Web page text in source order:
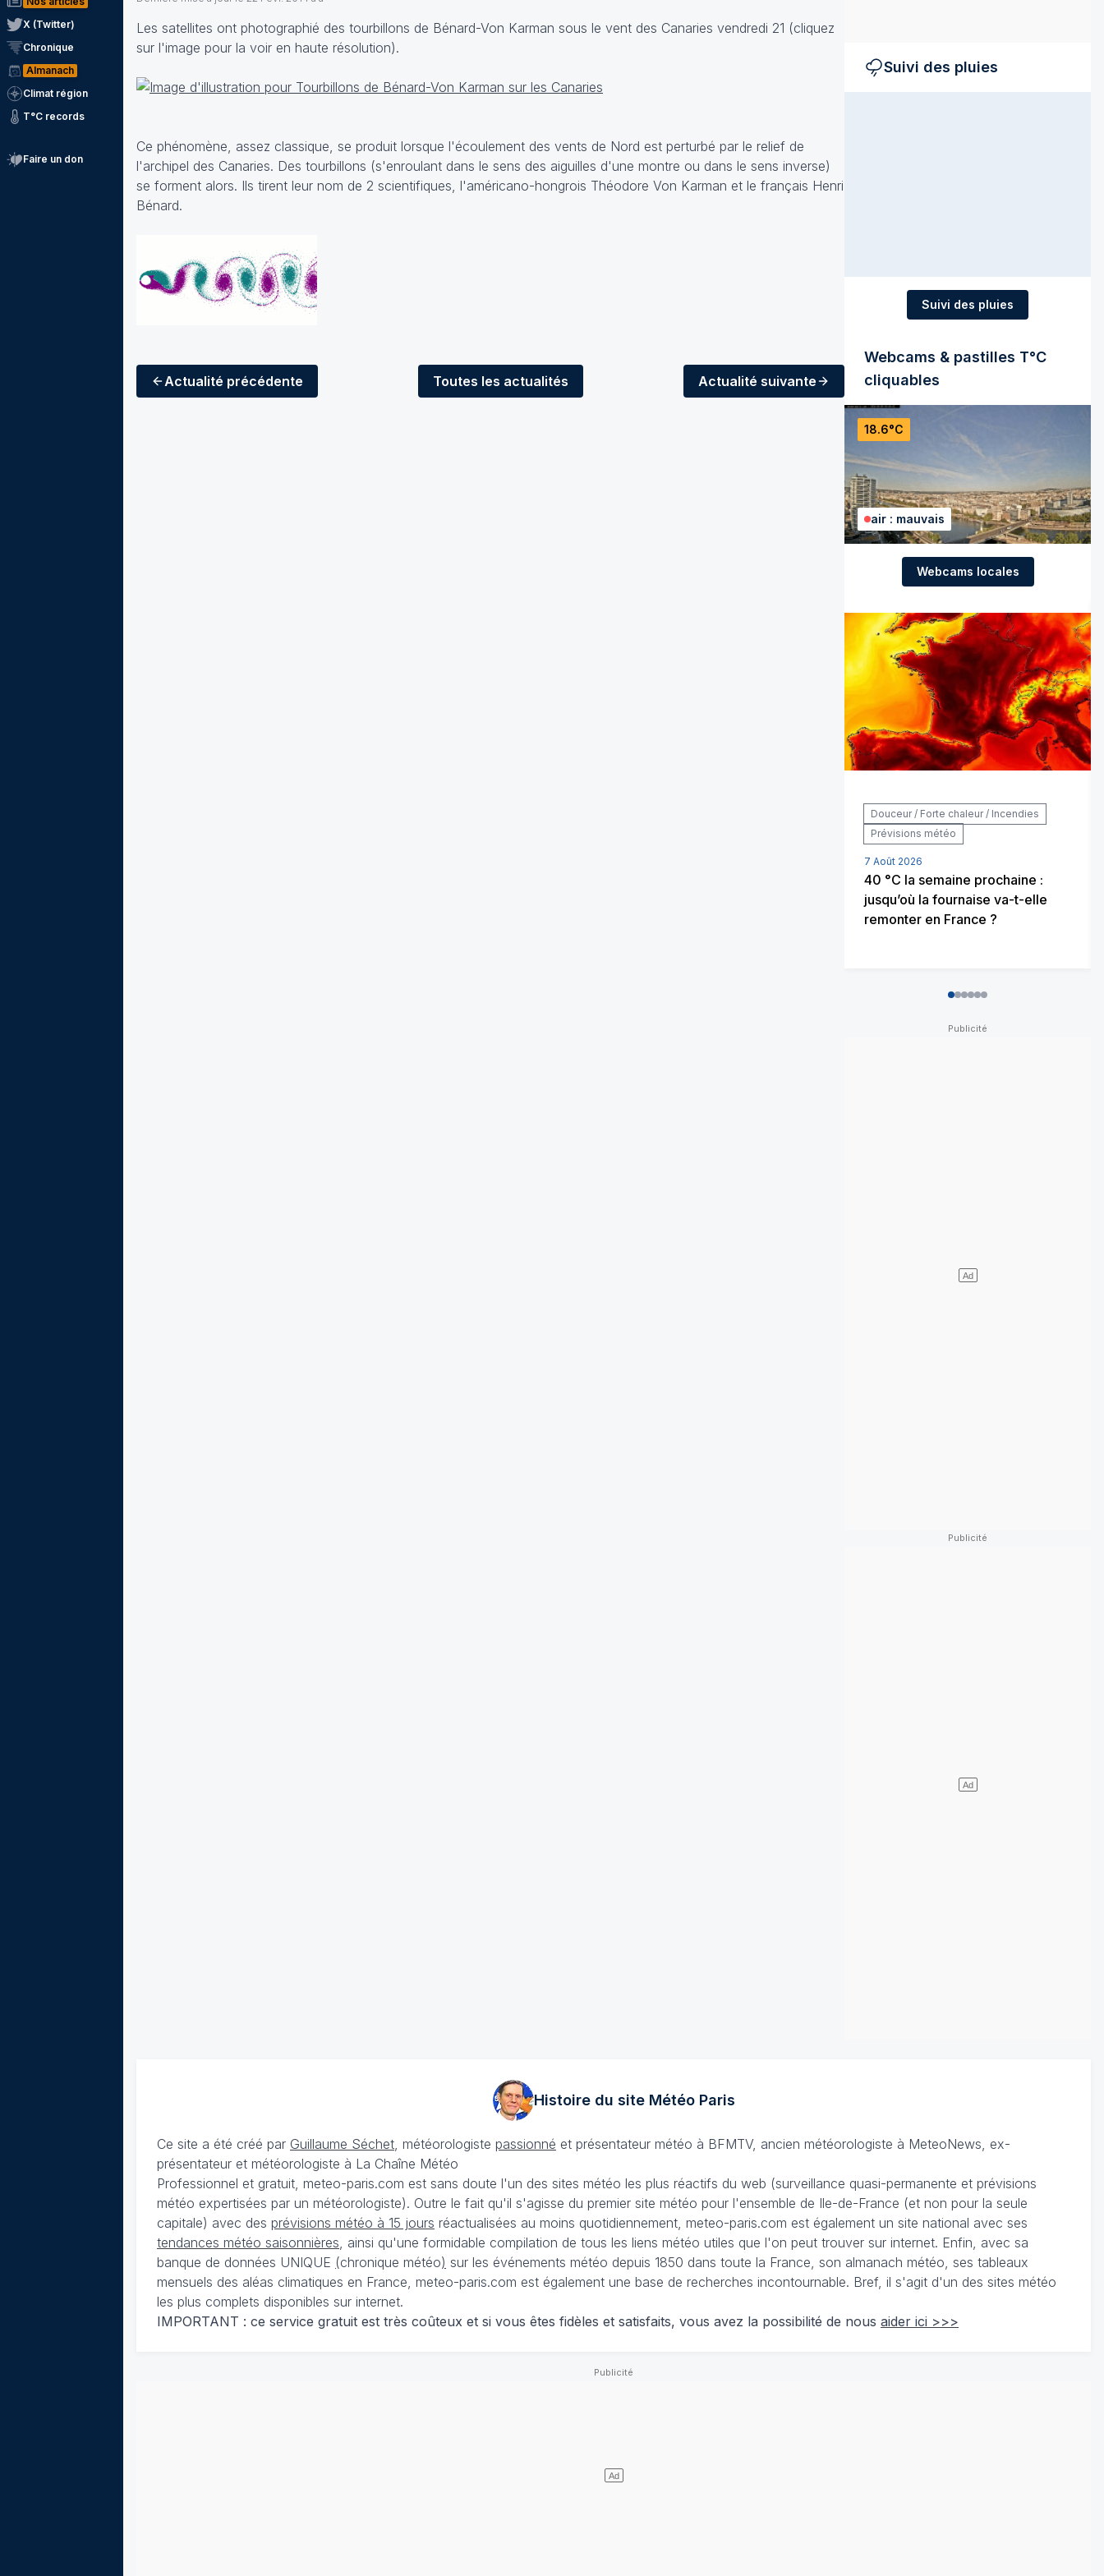
X (Twitter)
Chronique
Almanach
Climat région
T°C records
Faire un don
Les satellites ont photographié des tourbillons de Bénard-Von Karman sous le vent des Canaries vendredi 21 (cliquez
sur l'image pour la voir en haute résolution).
Ce phénomène, assez classique, se produit lorsque l'écoulement des vents de Nord est perturbé par le relief de
l'archipel des Canaries. Des tourbillons (s'enroulant dans le sens des aiguilles d'une montre ou dans le sens inverse)
se forment alors. Ils tirent leur nom de 2 scientifiques, l'américano-hongrois Théodore Von Karman et le français Henri
Bénard.
Actualité précédente Toutes les actualités Actualité suivante
Suivi des pluies
Suivi des pluies
Webcams & pastilles T°C
cliquables
18.6°C
air : mauvais
Webcams locales
Douceur / Forte chaleur / Incendies
Prévisions météo
7 Août 2026
40 °C la semaine prochaine :
jusqu’où la fournaise va-t-elle
remonter en France ?
012345
Histoire du site MétéoParis
Ce site a été créé par Guillaume Séchet , météorologiste passionné et présentateur météo à BFMTV, ancien météorologiste à MeteoNews, ex-
présentateur et météorologiste à La Chaîne Météo
Professionnel et gratuit, meteo-paris.com est sans doute l'un des sites météo les plus réactifs du web (surveillance quasi-permanente et prévisions
météo expertisées par un météorologiste). Outre le fait qu'il s'agisse du premier site météo pour l'ensemble de Ile-de-France (et non pour la seule
capitale) avec des prévisions météo à 15 jours réactualisées au moins quotidiennement, meteo-paris.com est également un site national avec ses
tendances météo saisonnières , ainsi qu'une formidable compilation de tous les liens météo utiles que l'on peut trouver sur internet. Enfin, avec sa
banque de données UNIQUE (chronique météo) sur les événements météo depuis 1850 dans toute la France, son almanach météo, ses tableaux
mensuels des aléas climatiques en France, meteo-paris.com est également une base de recherches incontournable. Bref, il s'agit d'un des sites météo
les plus complets disponibles sur internet.
IMPORTANT : ce service gratuit est très coûteux et si vous êtes fidèles et satisfaits, vous avez la possibilité de nous aider ici >>>